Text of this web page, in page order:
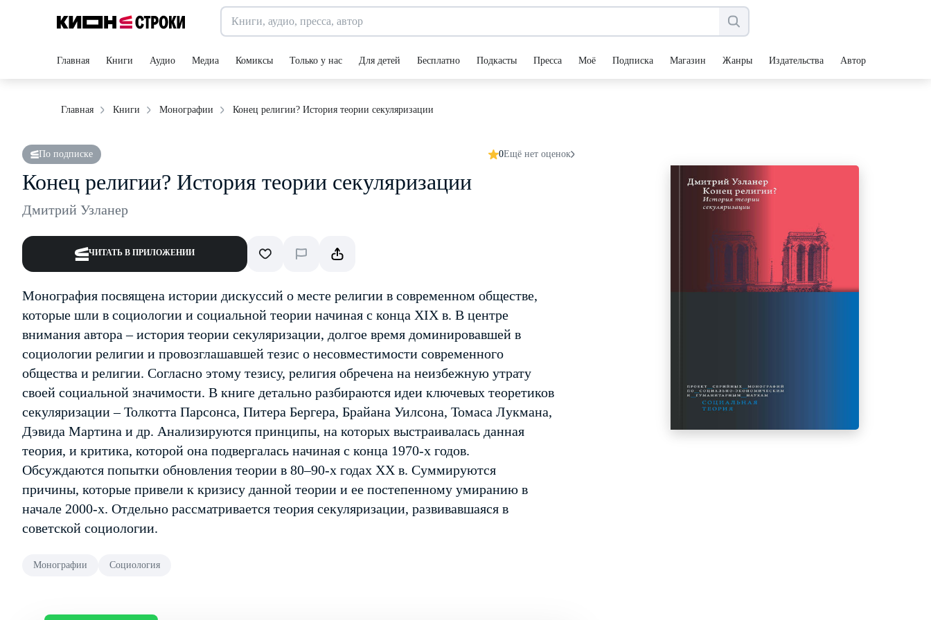
Главная Книги Аудио Медиа Комиксы Только у нас Для детей Бесплатно Подкасты Пресса Моё Подписка Магазин Жанры Издательства Авторы
Главная Книги Монографии Конец религии? История теории секуляризации
По подписке 0Ещё нет оценок
Конец религии? История теории секуляризации
Дмитрий Узланер
ЧИТАТЬ В ПРИЛОЖЕНИИ
Монография посвящена истории дискуссий о месте религии в современном обществе,
которые шли в социологии и социальной теории начиная с конца XIX в. В центре
внимания автора – история теории секуляризации, долгое время доминировавшей в
социологии религии и провозглашавшей тезис о несовместимости современного
общества и религии. Согласно этому тезису, религия обречена на неизбежную утрату
своей социальной значимости. В книге детально разбираются идеи ключевых теоретиков
секуляризации – Толкотта Парсонса, Питера Бергера, Брайана Уилсона, Томаса Лукмана,
Дэвида Мартина и др. Анализируются принципы, на которых выстраивалась данная
теория, и критика, которой она подвергалась начиная с конца 1970-х годов.
Обсуждаются попытки обновления теории в 80–90-х годах ХХ в. Суммируются
причины, которые привели к кризису данной теории и ее постепенному умиранию в
начале 2000-х. Отдельно рассматривается теория секуляризации, развивавшаяся в
советской социологии.
Монографии Социология